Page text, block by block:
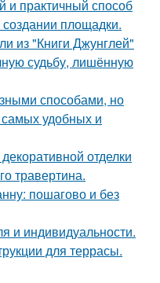
практичный способ
создании площадки.
из "Книги Джунглей"
судьбу, лишённую
способами, но
самых удобных и
отделки
травертина.
пошагово и без
и индивидуальности.
для террасы.